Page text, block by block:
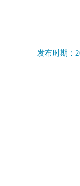
发布时期：